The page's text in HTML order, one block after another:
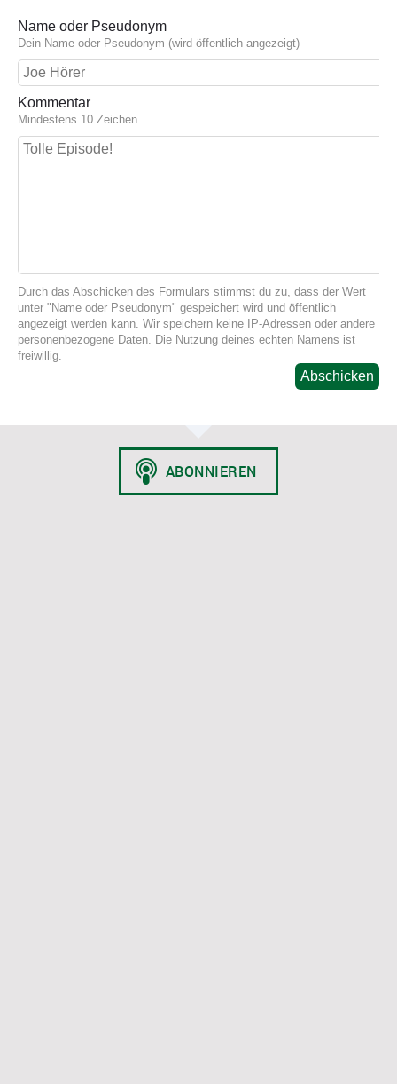
Name oder Pseudonym
Dein Name oder Pseudonym (wird öffentlich angezeigt)
Kommentar
Mindestens 10 Zeichen
Durch das Abschicken des Formulars stimmst du zu, dass der Wert
unter "Name oder Pseudonym" gespeichert wird und öffentlich
angezeigt werden kann. Wir speichern keine IP-Adressen oder andere
personenbezogene Daten. Die Nutzung deines echten Namens ist
freiwillig.
Abschicken